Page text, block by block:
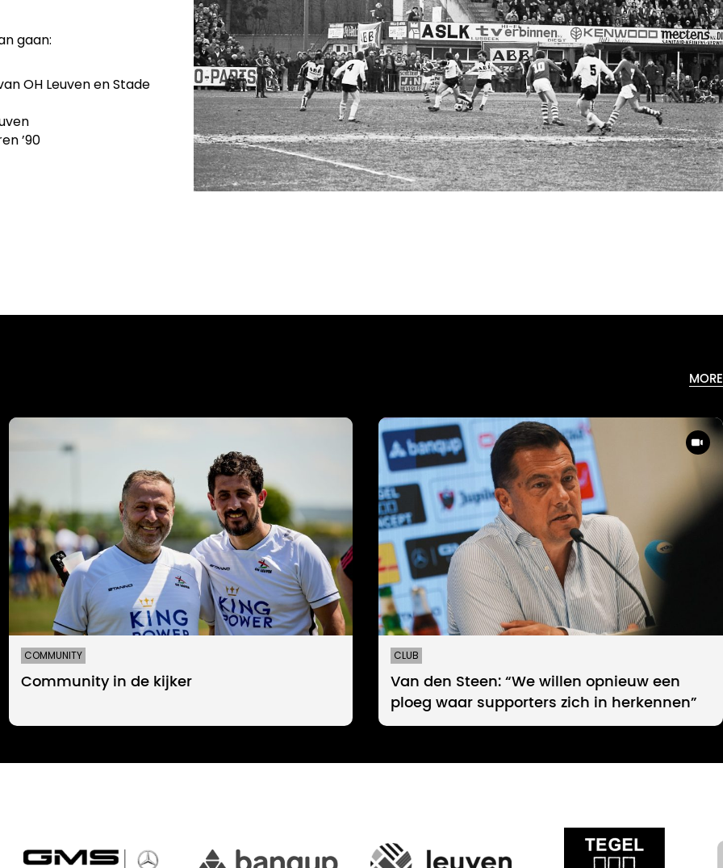
gaan:
OH Leuven en Stade
’90
MORE
COMMUNITY
Community in de kijker
CLUB
Van den Steen: “We willen opnieuw een
ploeg waar supporters zich in herkennen”